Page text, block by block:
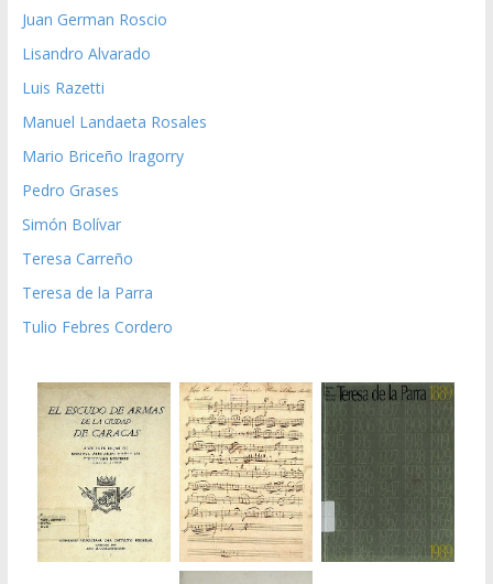
Juan German Roscio
Lisandro Alvarado
Luis Razetti
Manuel Landaeta Rosales
Mario Briceño Iragorry
Pedro Grases
Simón Bolívar
Teresa Carreño
Teresa de la Parra
Tulio Febres Cordero